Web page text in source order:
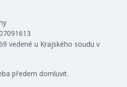
vedené u Krajského soudu v
předem domluvit.